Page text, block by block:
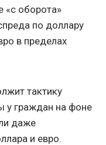
«с оборота»
по доллару
в пределах
тактику
у граждан на фоне
даже
и евро.